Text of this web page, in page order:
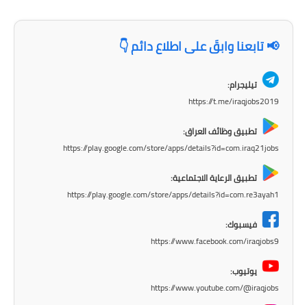
📢 تابعنا وابقَ على اطلاع دائم 👇
تيليجرام:
https://t.me/iraqjobs2019
تطبيق وظائف العراق:
https://play.google.com/store/apps/details?id=com.iraq21jobs
تطبيق الرعاية الاجتماعية:
https://play.google.com/store/apps/details?id=com.re3ayah1
فيسبوك:
https://www.facebook.com/iraqjobs9
يوتيوب:
https://www.youtube.com/@iraqjobs